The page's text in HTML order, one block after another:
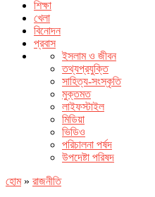
শিক্ষা
খেলা
বিনোদন
প্রবাস
ইসলাম ও জীবন
তথ্যপ্রযুক্তি
সাহিত্য-সংস্কৃতি
মুক্তমত
লাইফস্টাইল
মিডিয়া
ভিডিও
পরিচালনা পর্ষদ
উপদেষ্টা পরিষদ
হোম» রাজনীতি